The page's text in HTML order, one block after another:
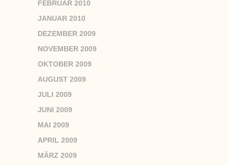
FEBRUAR 2010
JANUAR 2010
DEZEMBER 2009
NOVEMBER 2009
OKTOBER 2009
AUGUST 2009
JULI 2009
JUNI 2009
MAI 2009
APRIL 2009
MÄRZ 2009